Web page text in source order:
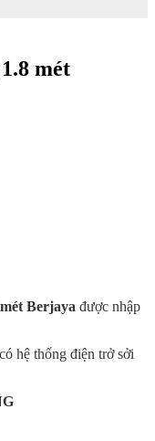
mét
Berjaya được nhập
hệ thống điện trở sởi